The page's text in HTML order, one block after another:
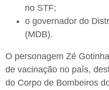
no STF;
o governador do
(MDB).
O personagem Zé
de vacinação no país,
do Corpo de Bombeiros